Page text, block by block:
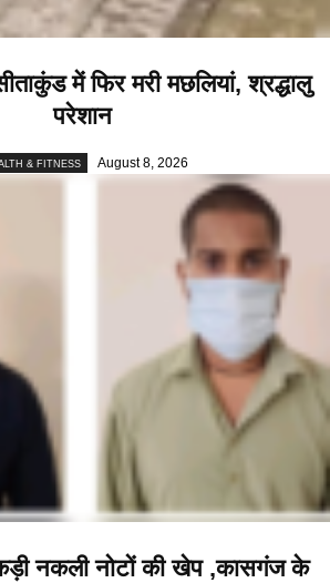
में फिर मरी मछलियां, श्रद्धालु
परेशान
& FITNESS August 8, 2026
नकली नोटों की खेप ,कासगंज के